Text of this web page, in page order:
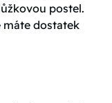
postel.
máte dostatek